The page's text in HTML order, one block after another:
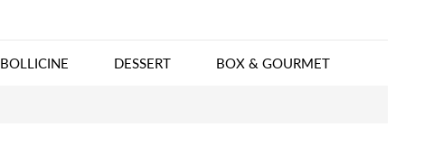
BOLLICINE DESSERT BOX & GOURMET